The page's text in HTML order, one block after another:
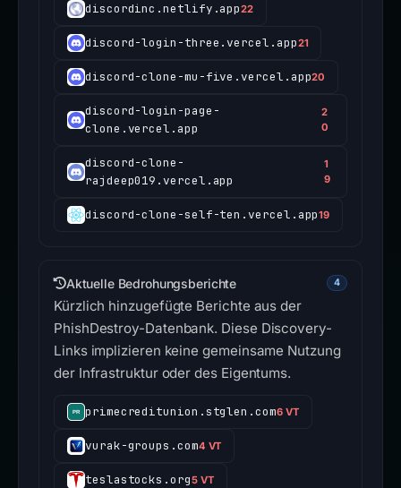
discordinc.netlify.app22
discord-login-three.vercel.app21
discord-clone-mu-five.vercel.app20
discord-login-page-
clone.vercel.app
2
0
discord-clone-
rajdeep019.vercel.app
1
9
discord-clone-self-ten.vercel.app19
Aktuelle Bedrohungsberichte 4
Kürzlich hinzugefügte Berichte aus der
PhishDestroy-Datenbank. Diese Discovery-
Links implizieren keine gemeinsame Nutzung
der Infrastruktur oder des Eigentums.
primecreditunion.stglen.com6 VT
vurak-groups.com4 VT
teslastocks.org5 VT